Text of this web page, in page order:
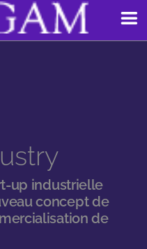
up industrielle
concept de
de